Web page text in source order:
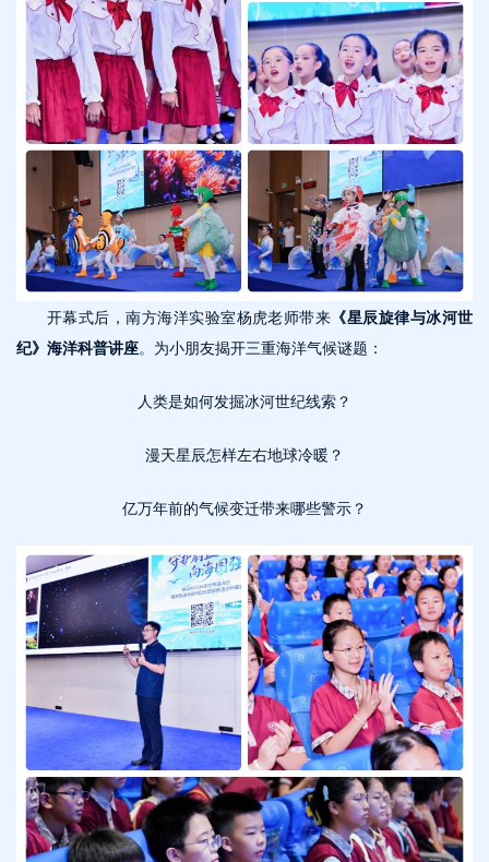
开幕式后，南方海洋实验室杨虎老师带来 《星辰旋律与冰河世
纪》海洋科普讲座。为小朋友揭开三重海洋气候谜题：
人类是如何发掘冰河世纪线索？
漫天星辰怎样左右地球冷暖？
亿万年前的气候变迁带来哪些警示？